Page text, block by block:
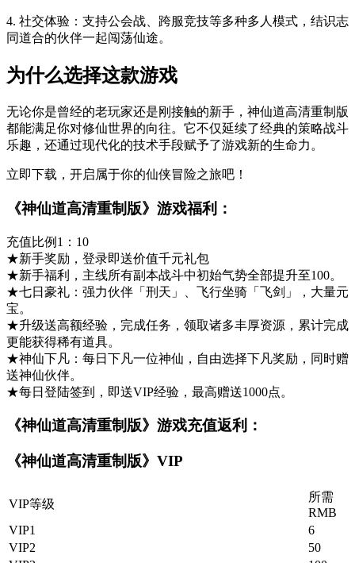
4. 社交体验：支持公会战、跨服竞技等多种多人模式，结识志
同道合的伙伴一起闯荡仙途。
为什么选择这款游戏
无论你是曾经的老玩家还是刚接触的新手，神仙道高清重制版
都能满足你对修仙世界的向往。它不仅延续了经典的策略战斗
乐趣，还通过现代化的技术手段赋予了游戏新的生命力。
立即下载，开启属于你的仙侠冒险之旅吧！
《神仙道高清重制版》游戏福利：
充值比例1：10
★新手奖励，登录即送价值千元礼包
★新手福利，主线所有副本战斗中初始气势全部提升至100。
★七日豪礼：强力伙伴「刑天」、飞行坐骑「飞剑」，大量元
宝。
★升级送高额经验，完成任务，领取诸多丰厚资源，累计完成
更能获得稀有道具。
★神仙下凡：每日下凡一位神仙，自由选择下凡奖励，同时赠
送神仙伙伴。
★每日登陆签到，即送VIP经验，最高赠送1000点。
《神仙道高清重制版》游戏充值返利：
《神仙道高清重制版》VIP
VIP等级
所需
RMB
VIP1
6
VIP2
50